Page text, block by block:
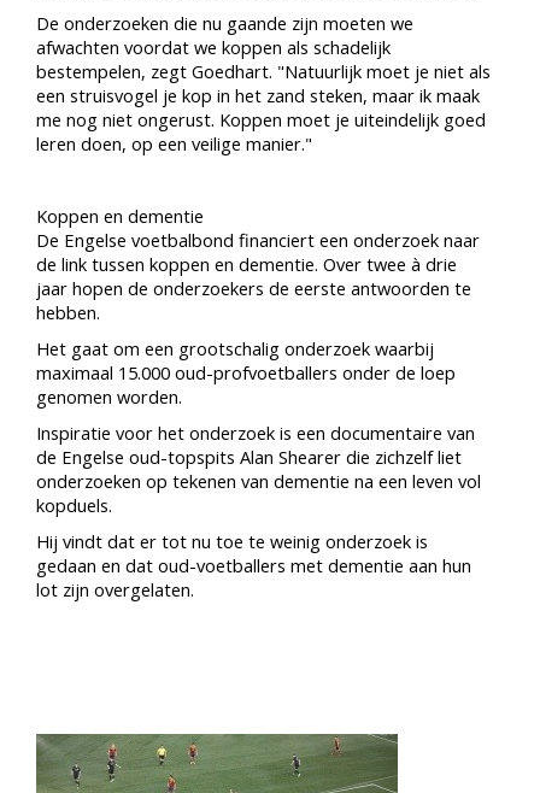
De onderzoeken die nu gaande zijn moeten we
afwachten voordat we koppen als schadelijk
bestempelen, zegt Goedhart. "Natuurlijk moet je niet als
een struisvogel je kop in het zand steken, maar ik maak
me nog niet ongerust. Koppen moet je uiteindelijk goed
leren doen, op een veilige manier."
Koppen en dementie
De Engelse voetbalbond financiert een onderzoek naar
de link tussen koppen en dementie. Over twee à drie
jaar hopen de onderzoekers de eerste antwoorden te
hebben.
Het gaat om een grootschalig onderzoek waarbij
maximaal 15.000 oud-profvoetballers onder de loep
genomen worden.
Inspiratie voor het onderzoek is een documentaire van
de Engelse oud-topspits Alan Shearer die zichzelf liet
onderzoeken op tekenen van dementie na een leven vol
kopduels.
Hij vindt dat er tot nu toe te weinig onderzoek is
gedaan en dat oud-voetballers met dementie aan hun
lot zijn overgelaten.